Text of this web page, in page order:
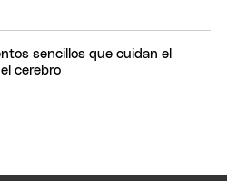
sencillos que cuidan el
cerebro